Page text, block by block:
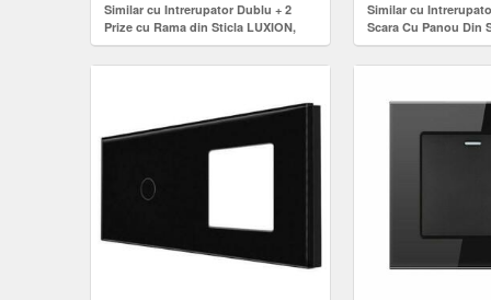
Similar cu Intrerupator Dublu + 2
Prize cu Rama din Sticla LUXION,
Standard Italian, 6M (Alb)
Similar cu
Scara Cu Panou Din
Securizata Techstar®
16A, 86 X 86 Mm,